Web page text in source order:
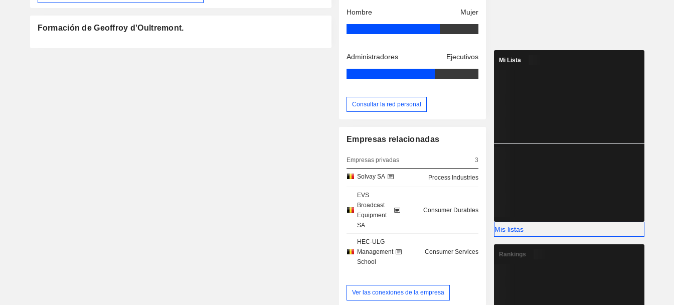
Formación de Geoffroy d'Oultremont.
Hombre Mujer
Administradores Ejecutivos
Consultar la red personal
Empresas relacionadas
Empresas privadas 3
Solvay SA Process Industries
EVS
Broadcast
Equipment
SA
Consumer Durables
HEC-ULG
Management
School
Consumer Services
Ver las conexiones de la empresa
Mi Lista
Mis listas
Rankings